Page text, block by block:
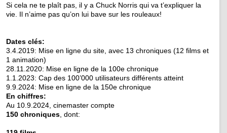
Si cela ne te plaît pas, il y a Chuck Norris qui va t’expliquer la
vie. Il n’aime pas qu’on lui bave sur les rouleaux!
Dates clés:
3.4.2019: Mise en ligne du site, avec 13 chroniques (12 films et
1 animation)
28.11.2020: Mise en ligne de la 100e chronique
1.1.2023: Cap des 100’000 utilisateurs différents atteint
9.9.2024: Mise en ligne de la 150e chronique
En chiffres:
Au 10.9.2024, cinemaster compte
150 chroniques , dont: